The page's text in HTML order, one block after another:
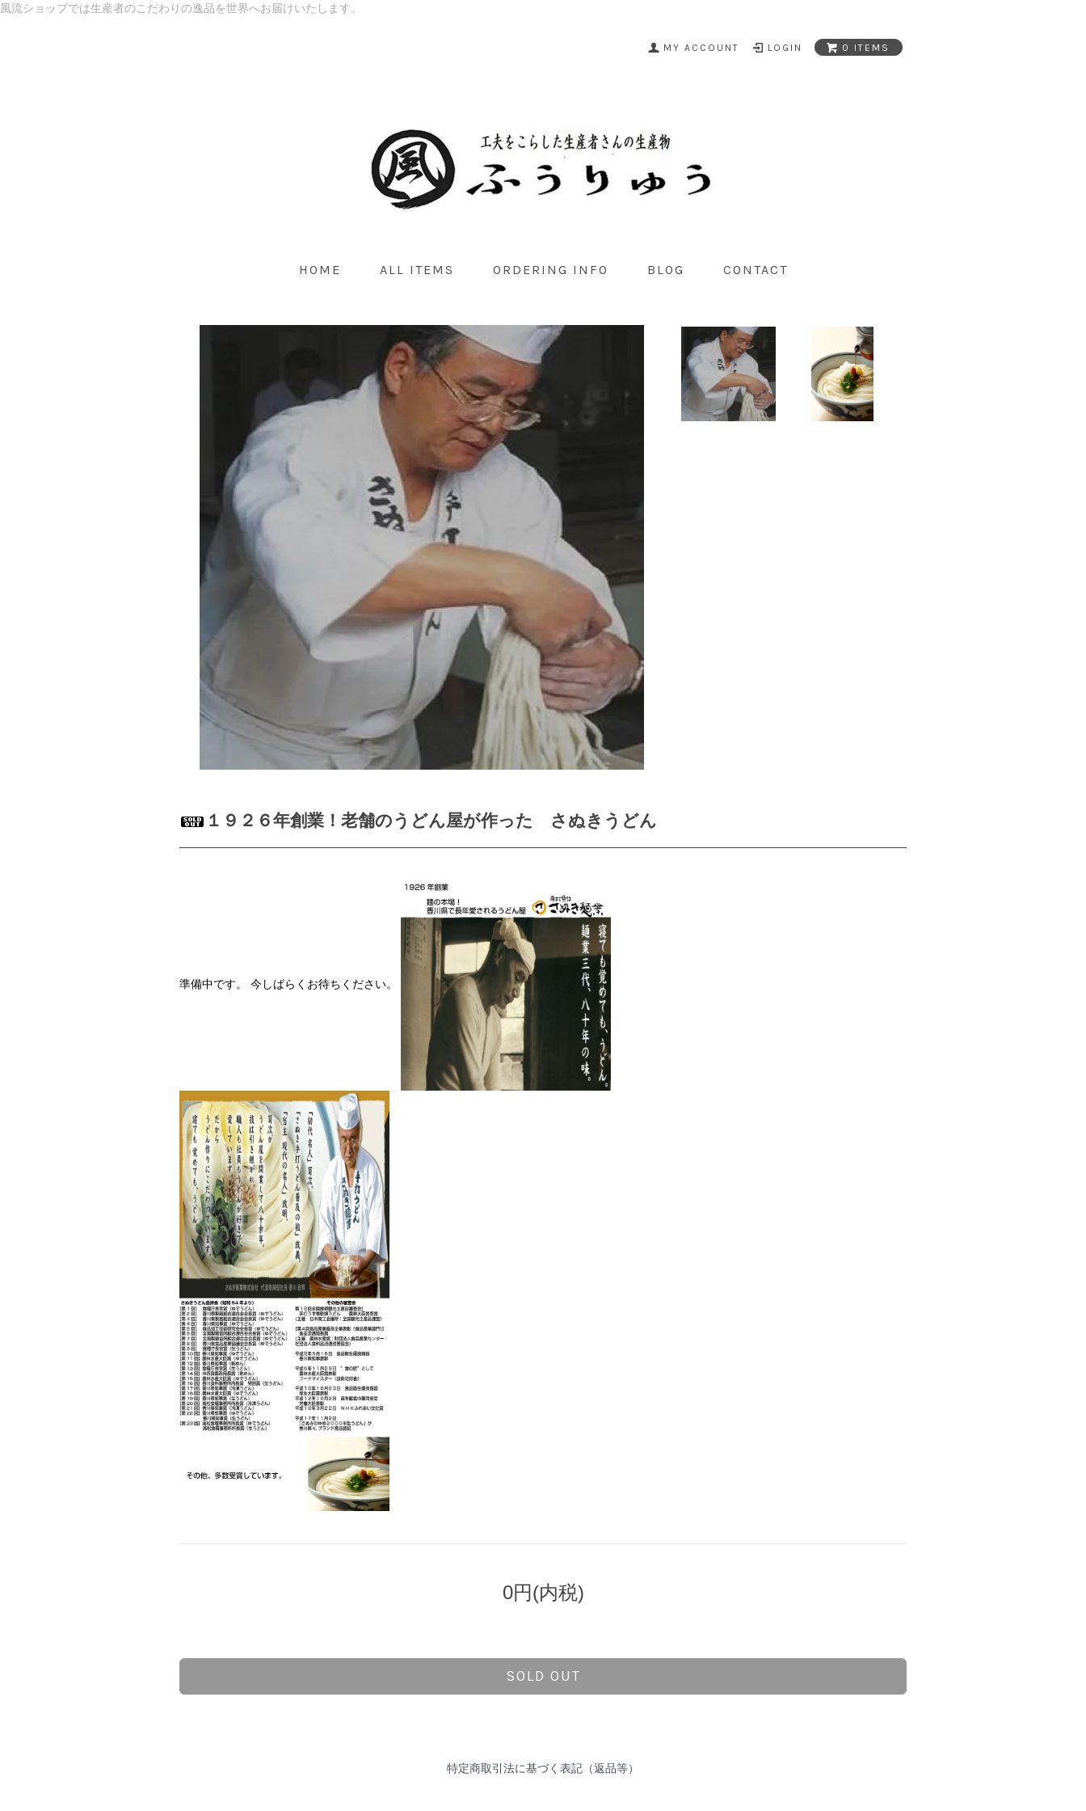
風流ショップでは生産者のこだわりの逸品を世界へお届けいたします。
MY ACCOUNT LOGIN 0 ITEMS
HOME ALL ITEMS ORDERING INFO BLOG CONTACT
１９２６年創業！老舗のうどん屋が作った さぬきうどん
準備中です。 今しばらくお待ちください。
0円(内税)
SOLD OUT
特定商取引法に基づく表記（返品等）